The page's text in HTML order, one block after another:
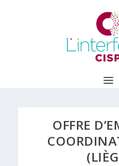
OFFRE